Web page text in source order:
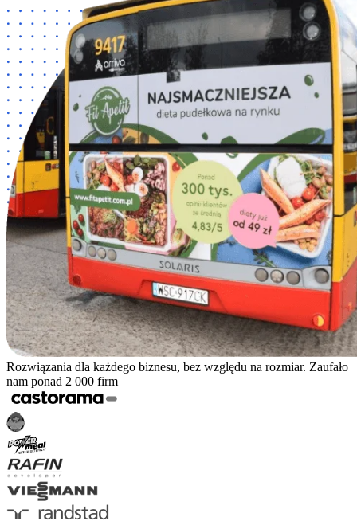
Rozwiązania dla każdego biznesu, bez względu na rozmiar. Zaufało
nam ponad 2 000 firm